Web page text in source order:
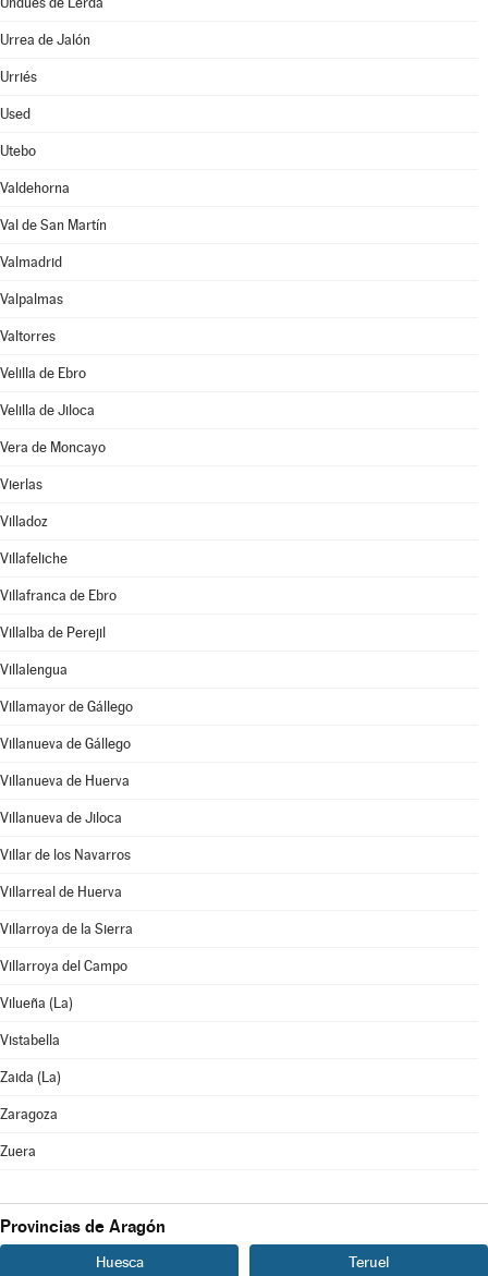
Urrea de Jalón
Urriés
Used
Utebo
Valdehorna
Val de San Martín
Valmadrid
Valpalmas
Valtorres
Velilla de Ebro
Velilla de Jiloca
Vera de Moncayo
Vierlas
Villadoz
Villafeliche
Villafranca de Ebro
Villalba de Perejil
Villalengua
Villamayor de Gállego
Villanueva de Gállego
Villanueva de Huerva
Villanueva de Jiloca
Villar de los Navarros
Villarreal de Huerva
Villarroya de la Sierra
Villarroya del Campo
Vilueña (La)
Vistabella
Zaida (La)
Zaragoza
Zuera
Provincias de Aragón
Huesca Teruel